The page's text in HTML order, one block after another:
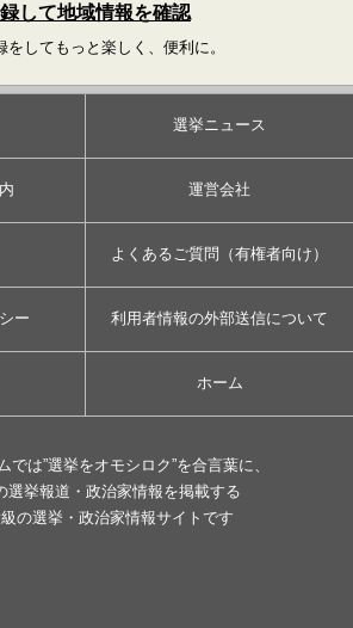
して地域情報を確認
をしてもっと楽しく、便利に。
選挙ニュース
運営会社
よくあるご質問（有権者向け）
ー 利用者情報の外部送信について
ホーム
では”選挙をオモシロク”を合言葉に、
選挙報道・政治家情報を掲載する
の選挙・政治家情報サイトです